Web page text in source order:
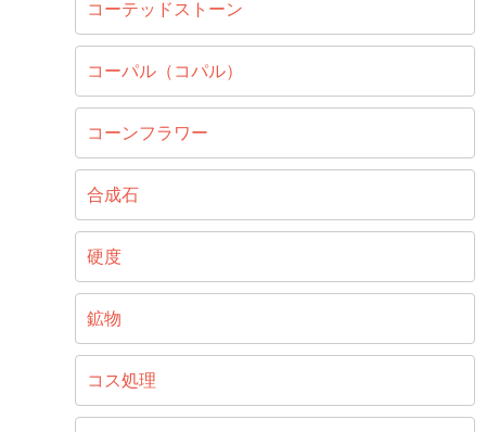
コーテッドストーン
コーパル（コパル）
コーンフラワー
合成石
硬度
鉱物
コス処理